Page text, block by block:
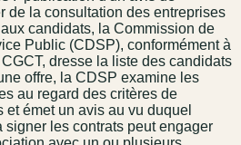
de la consultation des entreprises
candidats, la Commission de
Public (CDSP), conformément à
dresse la liste des candidats
offre, la CDSP examine les
au regard des critères de
et émet un avis au vu duquel
signer les contrats peut engager